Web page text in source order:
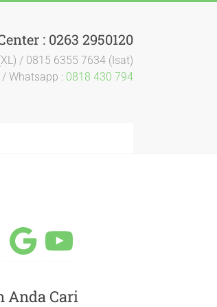
: 0263 2950120
/ 0815 6355 7634 (Isat)
Whatsapp : 0818 430 794
Anda Cari